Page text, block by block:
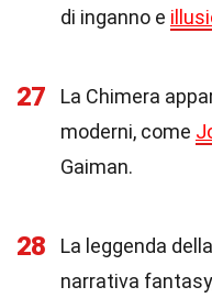
di inganno e
27
La Chimera
moderni, come
Gaiman.
28
La leggenda
narrativa